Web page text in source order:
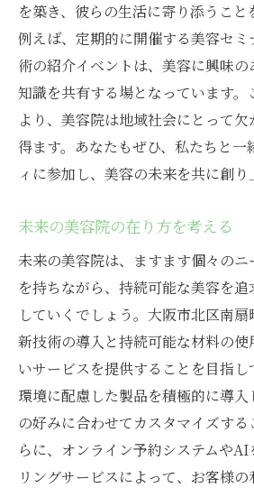
を築き、彼らの生活に寄り添うこと
例えば、定期的に開催する美容セ
術の紹介イベントは、美容に興味の
知識を共有する場となっています。
より、美容院は地域社会にとって欠
得ます。あなたもぜひ、私たちと一
ィに参加し、美容の未来を共に創り
未来の美容院の在り方を考える
未来の美容院は、ますます個々のニ
を持ちながら、持続可能な美容を
していくでしょう。大阪市北区南
新技術の導入と持続可能な材料の
いサービスを提供することを目指し
環境に配慮した製品を積極的に導入
の好みに合わせてカスタマイズする
らに、オンライン予約システムや
リングサービスによって、お客様